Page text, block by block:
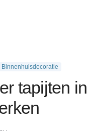
Binnenhuisdecoratie
tapijten in